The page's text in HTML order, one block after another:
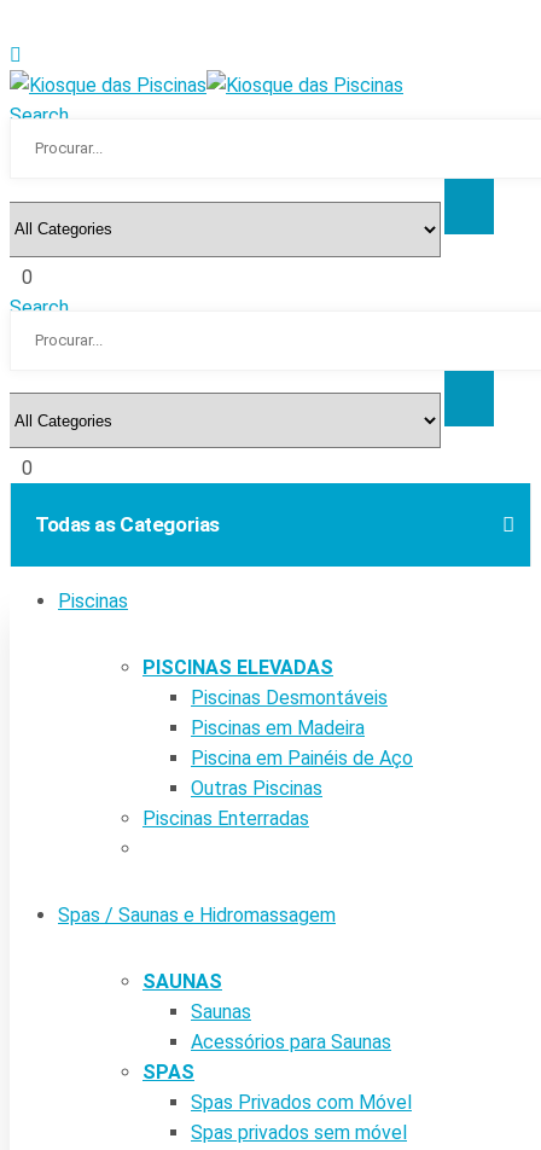
Search
0
Search
0
Todas as Categorias
Piscinas
PISCINAS ELEVADAS
Piscinas Desmontáveis
Piscinas em Madeira
Piscina em Painéis de Aço
Outras Piscinas
Piscinas Enterradas
Spas / Saunas e Hidromassagem
SAUNAS
Saunas
Acessórios para Saunas
SPAS
Spas Privados com Móvel
Spas privados sem móvel